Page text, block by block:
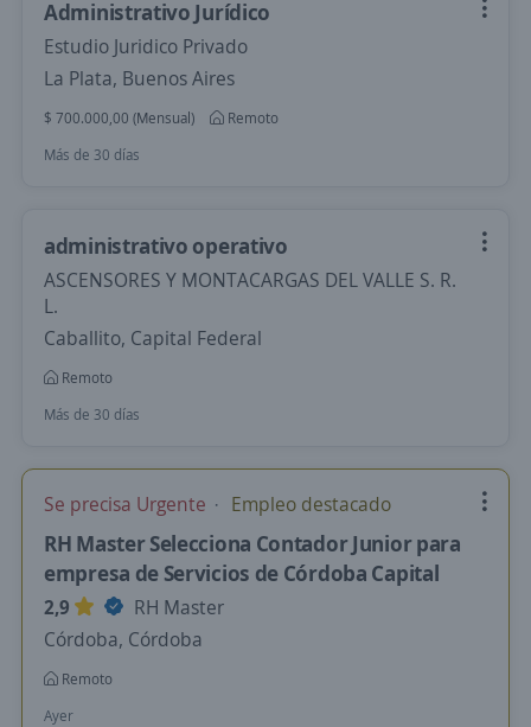
Administrativo Jurídico
Estudio Juridico Privado
La Plata, Buenos Aires
$ 700.000,00 (Mensual)
Remoto
Más de 30 días
administrativo operativo
ASCENSORES Y MONTACARGAS DEL VALLE S. R.
L.
Caballito, Capital Federal
Remoto
Más de 30 días
Se precisa Urgente Empleo destacado
RH Master Selecciona Contador Junior para
empresa de Servicios de Córdoba Capital
2,9
RH Master
Córdoba, Córdoba
Remoto
Ayer